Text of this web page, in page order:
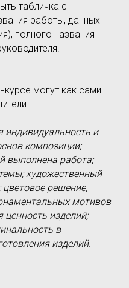
табличка с
работы, данных
полного названия
могут как сами
индивидуальность и
композиции;
выполнена работа;
художественный
цветовое решение,
мотивов
ценность изделий;
в
изделий.